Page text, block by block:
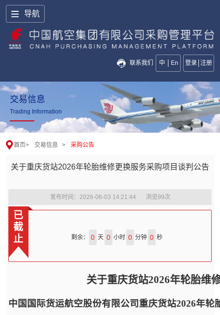
导航
联系我们 中 En 登录 注册
交易信息
Trading Information
首页> 交易信息 > 采购公告
关于重庆货站2026年轮胎维修更换服务采购项目谈判公告
发布时间：2026-06-03 14:21:44 浏览99次
已
截
止
剩余： 0 天 0 小时 0 分钟 0 秒
关于重庆货站2026年轮胎维
中国国际货运航空股份有限公司重庆货站2026年